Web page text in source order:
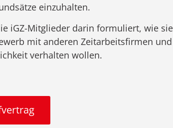
einzuhalten.
iGZ-Mitglieder darin formuliert, wie
mit anderen Zeitarbeitsfirmen
verhalten wollen.